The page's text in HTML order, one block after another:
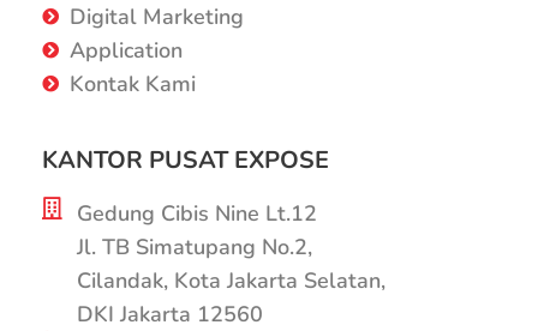
Digital Marketing
Application
Kontak Kami
KANTOR PUSAT EXPOSE
Gedung Cibis Nine Lt.12
Jl. TB Simatupang No.2,
Cilandak, Kota Jakarta Selatan,
DKI Jakarta 12560